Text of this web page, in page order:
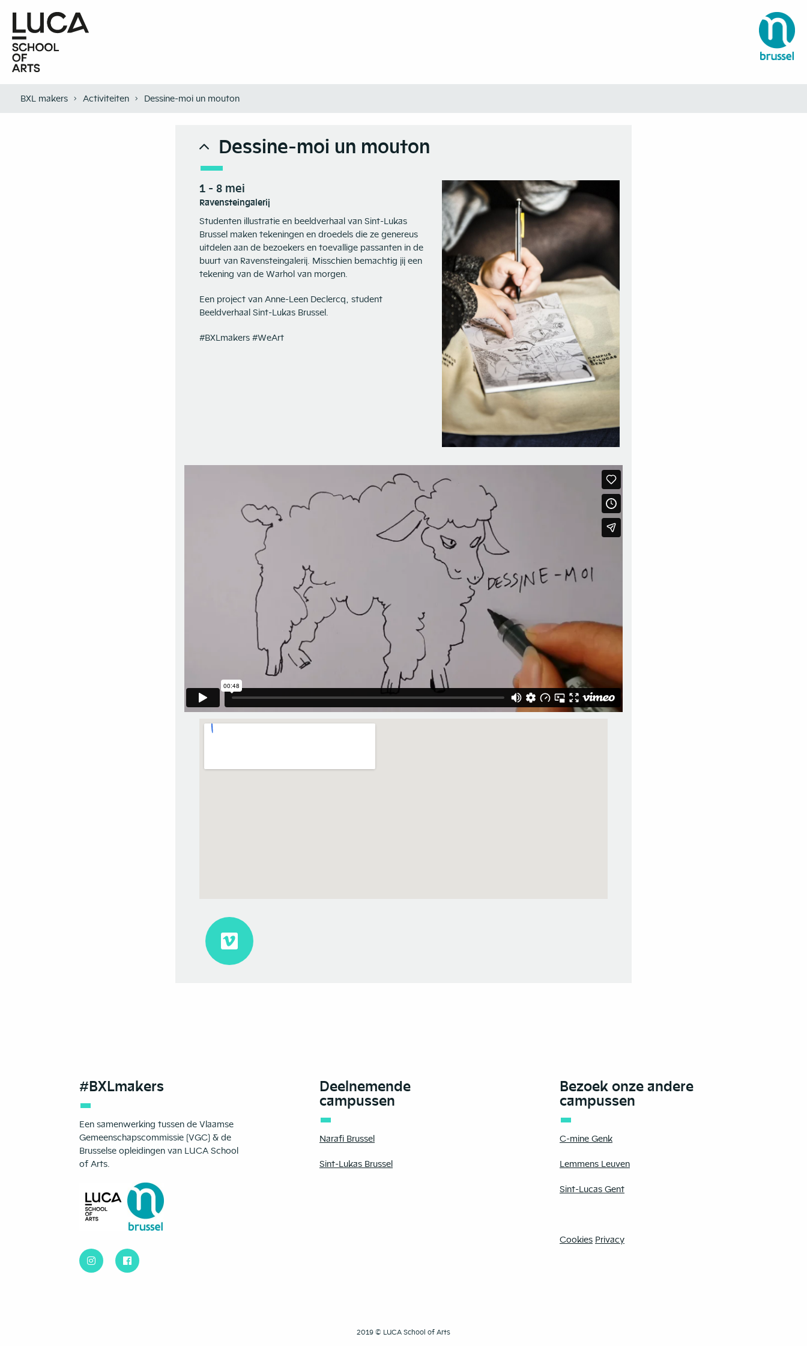
BXL makers Activiteiten Dessine-moi un mouton
Dessine-moi un mouton
1 - 8 mei
Ravensteingalerij
Studenten illustratie en beeldverhaal van Sint-Lukas
Brussel maken tekeningen en droedels die ze genereus
uitdelen aan de bezoekers en toevallige passanten in de
buurt van Ravensteingalerij. Misschien bemachtig jij een
tekening van de Warhol van morgen.
Een project van Anne-Leen Declercq, student
Beeldverhaal Sint-Lukas Brussel.
#BXLmakers #WeArt
#BXLmakers
Een samenwerking tussen de Vlaamse
Gemeenschapscommissie (VGC) & de
Brusselse opleidingen van LUCA School
of Arts.
Deelnemende
campussen
Narafi Brussel
Sint-Lukas Brussel
Bezoek onze andere
campussen
C-mine Genk
Lemmens Leuven
Sint-Lucas Gent
Cookies Privacy
2019 © LUCA School of Arts